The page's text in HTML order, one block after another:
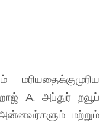
A. அப்துர் றவூப்
மற்றும்